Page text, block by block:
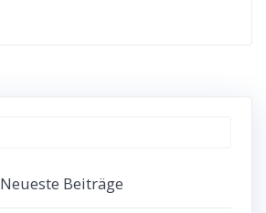
Neueste Beiträge